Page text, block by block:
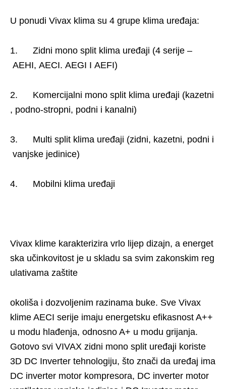
U ponudi Vivax klima su 4 grupe klima uređaja:
1. Zidni mono split klima uređaji (4 serije –
AEHI, AECI. AEGI I AEFI)
2. Komercijalni mono split klima uređaji (kazetni
, podno-stropni, podni i kanalni)
3. Multi split klima uređaji (zidni, kazetni, podni i
vanjske jedinice)
4. Mobilni klima uređaji
Vivax klime karakterizira vrlo lijep dizajn, a energet
ska učinkovitost je u skladu sa svim zakonskim reg
ulativama zaštite
okoliša i dozvoljenim razinama buke. Sve Vivax
klime AECI serije imaju energetsku efikasnost A++
u modu hlađenja, odnosno A+ u modu grijanja.
Gotovo svi VIVAX zidni mono split uređaji koriste
3D DC Inverter tehnologiju, što znači da uređaj ima
DC inverter motor kompresora, DC inverter motor